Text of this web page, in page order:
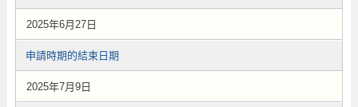
2025年6月27日
申請時期的結束日期
2025年7月9日